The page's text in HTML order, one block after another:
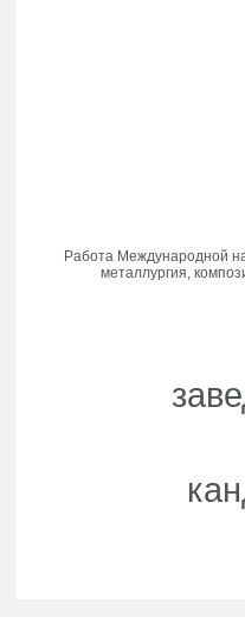
Работа Международной
металлургия,